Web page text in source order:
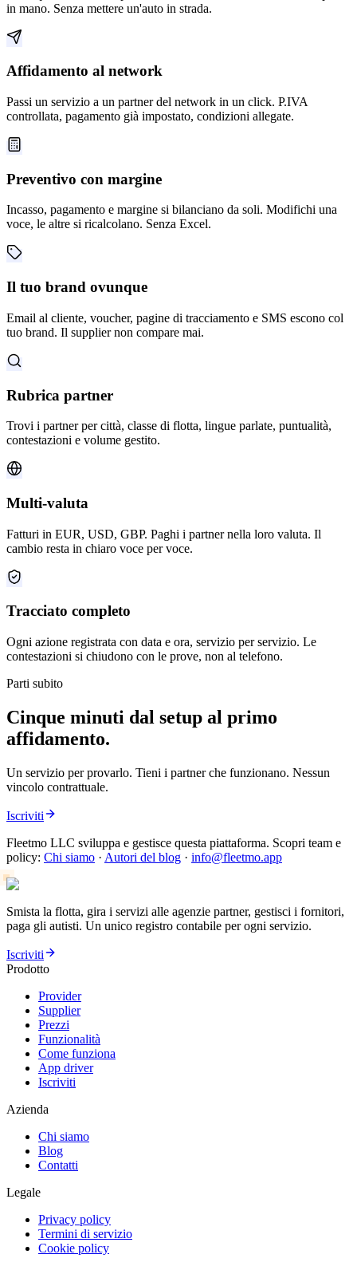
in mano. Senza mettere un'auto in strada.
Affidamento al network
Passi un servizio a un partner del network in un click. P.IVA
controllata, pagamento già impostato, condizioni allegate.
Preventivo con margine
Incasso, pagamento e margine si bilanciano da soli. Modifichi una
voce, le altre si ricalcolano. Senza Excel.
Il tuo brand ovunque
Email al cliente, voucher, pagine di tracciamento e SMS escono col
tuo brand. Il supplier non compare mai.
Rubrica partner
Trovi i partner per città, classe di flotta, lingue parlate, puntualità,
contestazioni e volume gestito.
Multi-valuta
Fatturi in EUR, USD, GBP. Paghi i partner nella loro valuta. Il
cambio resta in chiaro voce per voce.
Tracciato completo
Ogni azione registrata con data e ora, servizio per servizio. Le
contestazioni si chiudono con le prove, non al telefono.
Parti subito
Cinque minuti dal setup al primo
affidamento.
Un servizio per provarlo. Tieni i partner che funzionano. Nessun
vincolo contrattuale.
Iscriviti
Fleetmo LLC sviluppa e gestisce questa piattaforma. Scopri team e
policy: Chi siamo · Autori del blog · info@fleetmo.app
Smista la flotta, gira i servizi alle agenzie partner, gestisci i fornitori,
paga gli autisti. Un unico registro contabile per ogni servizio.
Iscriviti
Prodotto
Provider
Supplier
Prezzi
Funzionalità
Come funziona
App driver
Iscriviti
Azienda
Chi siamo
Blog
Contatti
Legale
Privacy policy
Termini di servizio
Cookie policy